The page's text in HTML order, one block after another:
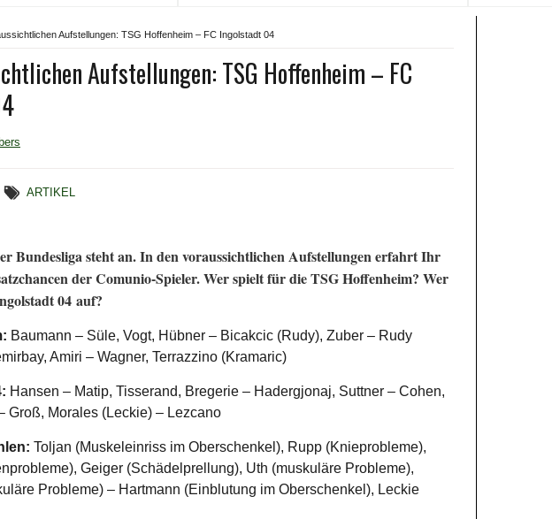
Aufstellungen: TSG Hoffenheim – FC Ingolstadt 04
Aufstellungen: TSG Hoffenheim – FC
ARTIKEL
Bundesliga steht an. In den voraussichtlichen Aufstellungen erfahrt Ihr
der Comunio-Spieler. Wer spielt für die TSG Hoffenheim? Wer
04 auf?
Baumann – Süle, Vogt, Hübner – Bicakcic (Rudy), Zuber – Rudy
Amiri – Wagner, Terrazzino (Kramaric)
Hansen – Matip, Tisserand, Bregerie – Hadergjonaj, Suttner – Cohen,
Groß, Morales (Leckie) – Lezcano
Toljan (Muskeleinriss im Oberschenkel), Rupp (Knieprobleme),
Geiger (Schädelprellung), Uth (muskuläre Probleme),
Probleme) – Hartmann (Einblutung im Oberschenkel), Leckie